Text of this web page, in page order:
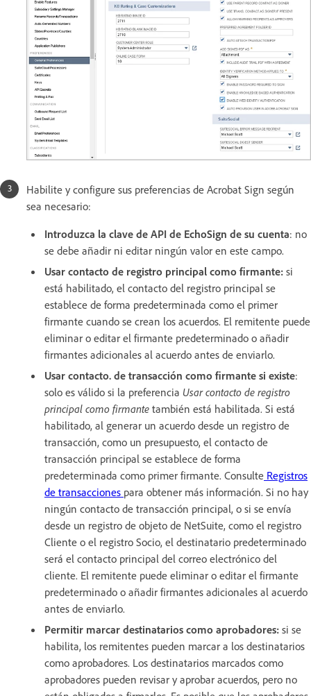
Habilite y configure sus preferencias de Acrobat Sign según
sea necesario:
Introduzca la clave de API de EchoSign de su cuenta: no
se debe añadir ni editar ningún valor en este campo.
Usar contacto de registro principal como firmante: si
está habilitado, el contacto del registro principal se
establece de forma predeterminada como el primer
firmante cuando se crean los acuerdos. El remitente puede
eliminar o editar el firmante predeterminado o añadir
firmantes adicionales al acuerdo antes de enviarlo.
Usar contacto. de transacción como firmante si existe:
solo es válido si la preferencia Usar contacto de registro
principal como firmante también está habilitada. Si está
habilitado, al generar un acuerdo desde un registro de
transacción, como un presupuesto, el contacto de
transacción principal se establece de forma
predeterminada como primer firmante. Consulte Registros
de transacciones para obtener más información. Si no hay
ningún contacto de transacción principal, o si se envía
desde un registro de objeto de NetSuite, como el registro
Cliente o el registro Socio, el destinatario predeterminado
será el contacto principal del correo electrónico del
cliente. El remitente puede eliminar o editar el firmante
predeterminado o añadir firmantes adicionales al acuerdo
antes de enviarlo.
Permitir marcar destinatarios como aprobadores: si se
habilita, los remitentes pueden marcar a los destinatarios
como aprobadores. Los destinatarios marcados como
aprobadores pueden revisar y aprobar acuerdos, pero no